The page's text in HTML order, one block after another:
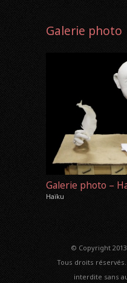
Galerie photo
Galerie photo –
Haïku
© Copyright
Tous droits
interdite sans